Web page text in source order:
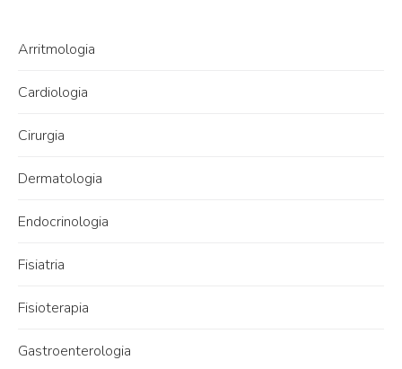
Arritmologia
Cardiologia
Cirurgia
Dermatologia
Endocrinologia
Fisiatria
Fisioterapia
Gastroenterologia